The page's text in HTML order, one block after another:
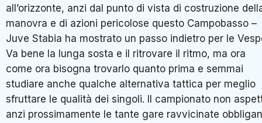
all’orizzonte, anzi dal punto di vista di costruzione
manovra e di azioni pericolose questo Campobasso –
Juve Stabia ha mostrato un passo indietro per le
Va bene la lunga sosta e il ritrovare il ritmo, ma ora
come ora bisogna trovarlo quanto prima e semmai
studiare anche qualche alternativa tattica per meglio
sfruttare le qualità dei singoli. Il campionato non
anzi prossimamente le tante gare ravvicinate